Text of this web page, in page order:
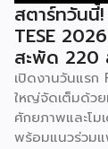
สตาร์ทวันนี้
TESE
สะพัด 220
เปิดงานวันแร
ใหญ่จัดเต็มด้ว
ศักยภาพและโม
พร้อมแนวร่วมแ